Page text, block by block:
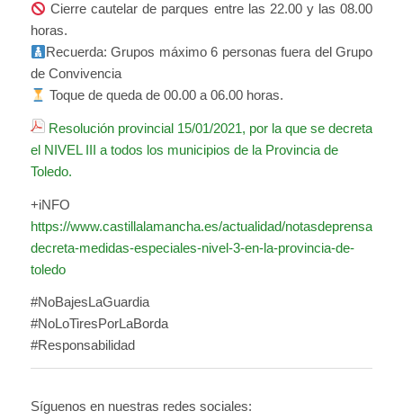
Cierre cautelar de parques entre las 22.00 y las 08.00
horas.
Recuerda: Grupos máximo 6 personas fuera del Grupo
de Convivencia
Toque de queda de 00.00 a 06.00 horas.
Resolución provincial 15/01/2021, por la que se decreta
el NIVEL III a todos los municipios de la Provincia de
Toledo.
+iNFO
https://www.castillalamancha.es/actualidad/notasdeprensa/
decreta-medidas-especiales-nivel-3-en-la-provincia-de-
toledo
#NoBajesLaGuardia
#NoLoTiresPorLaBorda
#Responsabilidad
Síguenos en nuestras redes sociales: